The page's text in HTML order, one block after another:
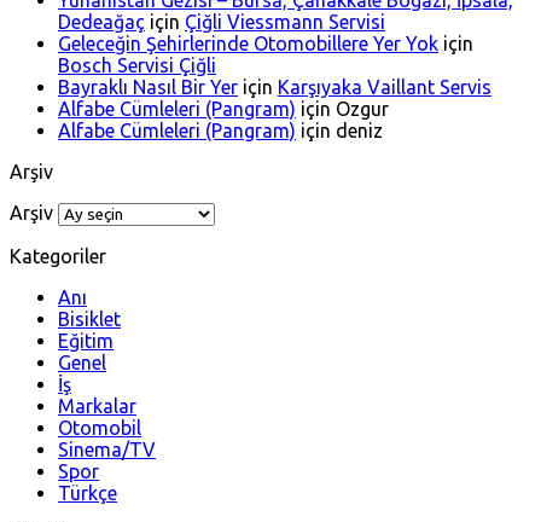
Dedeağaç için Çiğli Viessmann Servisi
Geleceğin Şehirlerinde Otomobillere Yer Yok için
Bosch Servisi Çiğli
Bayraklı Nasıl Bir Yer için Karşıyaka Vaillant Servis
Alfabe Cümleleri (Pangram) için Ozgur
Alfabe Cümleleri (Pangram) için deniz
Arşiv
Arşiv
Kategoriler
Anı
Bisiklet
Eğitim
Genel
İş
Markalar
Otomobil
Sinema/TV
Spor
Türkçe